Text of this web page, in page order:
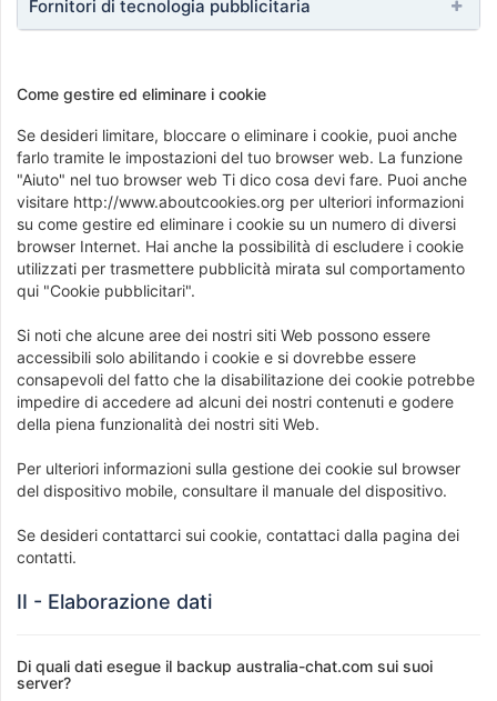
Fornitori di tecnologia pubblicitaria
Come gestire ed eliminare i cookie
Se desideri limitare, bloccare o eliminare i cookie, puoi anche
farlo tramite le impostazioni del tuo browser web. La funzione
"Aiuto" nel tuo browser web Ti dico cosa devi fare. Puoi anche
visitare http://www.aboutcookies.org per ulteriori informazioni
su come gestire ed eliminare i cookie su un numero di diversi
browser Internet. Hai anche la possibilità di escludere i cookie
utilizzati per trasmettere pubblicità mirata sul comportamento
qui "Cookie pubblicitari".
Si noti che alcune aree dei nostri siti Web possono essere
accessibili solo abilitando i cookie e si dovrebbe essere
consapevoli del fatto che la disabilitazione dei cookie potrebbe
impedire di accedere ad alcuni dei nostri contenuti e godere
della piena funzionalità dei nostri siti Web.
Per ulteriori informazioni sulla gestione dei cookie sul browser
del dispositivo mobile, consultare il manuale del dispositivo.
Se desideri contattarci sui cookie, contattaci dalla pagina dei
contatti.
II - Elaborazione dati
Di quali dati esegue il backup australia-chat.com sui suoi
server?